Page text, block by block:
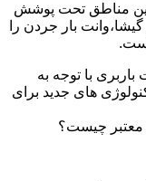
مناطق تحت پوشش
بار جردن را
با توجه به
های جدید برای
معتبر چیست؟